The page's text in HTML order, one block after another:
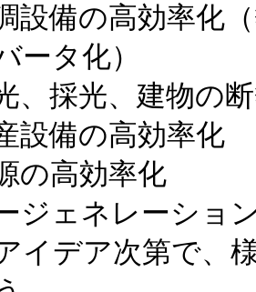
設備の高効率化
ータ化）
、採光、建物の
設備の高効率化
の高効率化
ジェネレーショ
イデア次第で、